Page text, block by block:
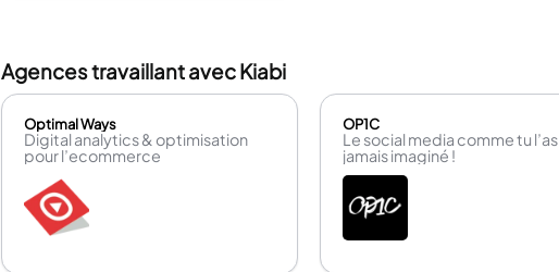
Agences travaillant avec Kiabi
Optimal Ways
Digital analytics & optimisation
pour l’ecommerce
OP1C
Le social media comme tu l’as
jamais imaginé !